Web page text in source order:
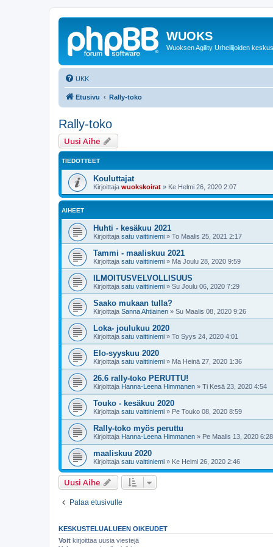
WUOKS
Wuoksen Agility Urheilijoiden
UKK
Etusivu Rally-toko
Rally-toko
Uusi Aihe
TIEDOTTEET
Kouluttajat
Kirjoittaja wuokskoirat » Ke Helmi 26, 2020 2:07
AIHEET
Huhti - kesäkuu 2021
Kirjoittaja satu vaittiniemi » To Maalis 25, 2021 2:17
Tammi - maaliskuu 2021
Kirjoittaja satu vaittiniemi » Ma Joulu 28, 2020 9:59
ILMOITUSVELVOLLISUUS
Kirjoittaja satu vaittiniemi » Su Joulu 06, 2020 7:29
Saako mukaan tulla?
Kirjoittaja Sanna Ahtiainen » Su Maalis 08, 2020 9:26
Loka- joulukuu 2020
Kirjoittaja satu vaittiniemi » To Syys 24, 2020 4:01
Elo-syyskuu 2020
Kirjoittaja satu vaittiniemi » Ma Heinä 27, 2020 1:36
26.6 rally-toko PERUTTU!
Kirjoittaja Hanna-Leena Himmanen » Ti Kesä 23, 2020 4:54
Touko - kesäkuu 2020
Kirjoittaja satu vaittiniemi » Pe Touko 08, 2020 8:59
Rally-toko myös peruttu
Kirjoittaja Hanna-Leena Himmanen » Pe Maalis 13, 2020 6:28
maaliskuu 2020
Kirjoittaja satu vaittiniemi » Ke Helmi 26, 2020 2:46
Uusi Aihe
Palaa etusivulle
KESKUSTELUALUEEN OIKEUDET
Voit kirjoittaa uusia viestejä